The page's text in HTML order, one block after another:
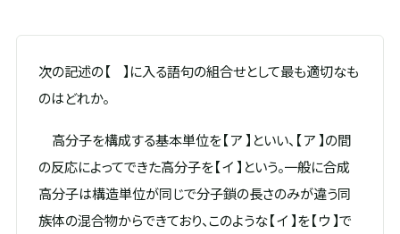
次の記述の【 】に入る語句の組合せとして最も適切なも
のはどれか。
高分子を構成する基本単位を【 ア 】といい、【 ア 】の間
の反応によってできた高分子を【 イ 】という。一般に合成
高分子は構造単位が同じで分子鎖の長さのみが違う同
族体の混合物からできており、このような【 イ 】を【 ウ 】で